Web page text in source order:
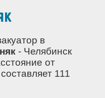
в
- Челябинск
от
111